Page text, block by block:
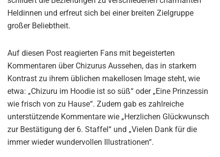
Heldinnen und erfreut sich bei einer breiten Zielgruppe
großer Beliebtheit.
Auf diesen Post reagierten Fans mit begeisterten
Kommentaren über Chizurus Aussehen, das in starkem
Kontrast zu ihrem üblichen makellosen Image steht, wie
etwa: „Chizuru im Hoodie ist so süß“ oder „Eine Prinzessin
wie frisch von zu Hause“. Zudem gab es zahlreiche
unterstützende Kommentare wie „Herzlichen Glückwunsch
zur Bestätigung der 6. Staffel“ und „Vielen Dank für die
immer wieder wundervollen Illustrationen“.